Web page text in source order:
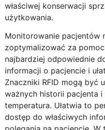
właściwej konserwacji
użytkowania.
Monitorowanie pacjentów
zoptymalizować za
najbardziej odpowiednie
informacji o pacjencie i
Znaczniki RFID mogą być
ważnych historii pacjenta
temperatura. Ułatwia to
dostęp do właściwych